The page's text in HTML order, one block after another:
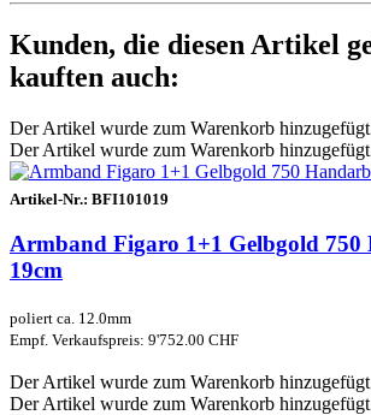
Kunden, die diesen Artikel
kauften auch:
Der Artikel wurde zum Warenkorb
Der Artikel wurde zum Warenkorb
Artikel-Nr.: BFI101019
Armband Figaro 1+1 Gelbgold 750
19cm
poliert ca. 12.0mm
Empf. Verkaufspreis: 9'752.00 CHF
Der Artikel wurde zum Warenkorb
Der Artikel wurde zum Warenkorb